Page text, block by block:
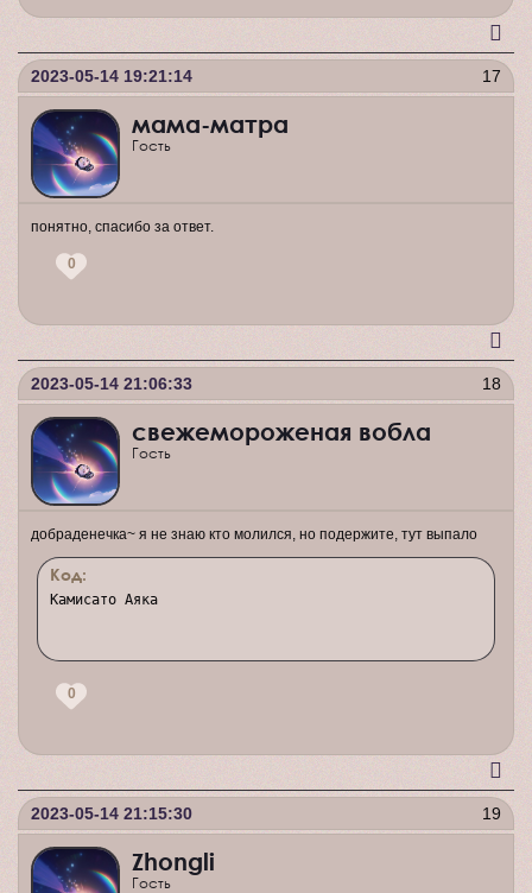
17
2023-05-14 19:21:14
мама-матра
Гость
понятно, спасибо за ответ.
0
18
2023-05-14 21:06:33
свежемороженая вобла
Гость
добраденечка~ я не знаю кто молился, но подержите, тут выпало
Код:
Камисато Аяка
0
19
2023-05-14 21:15:30
Zhongli
Гость